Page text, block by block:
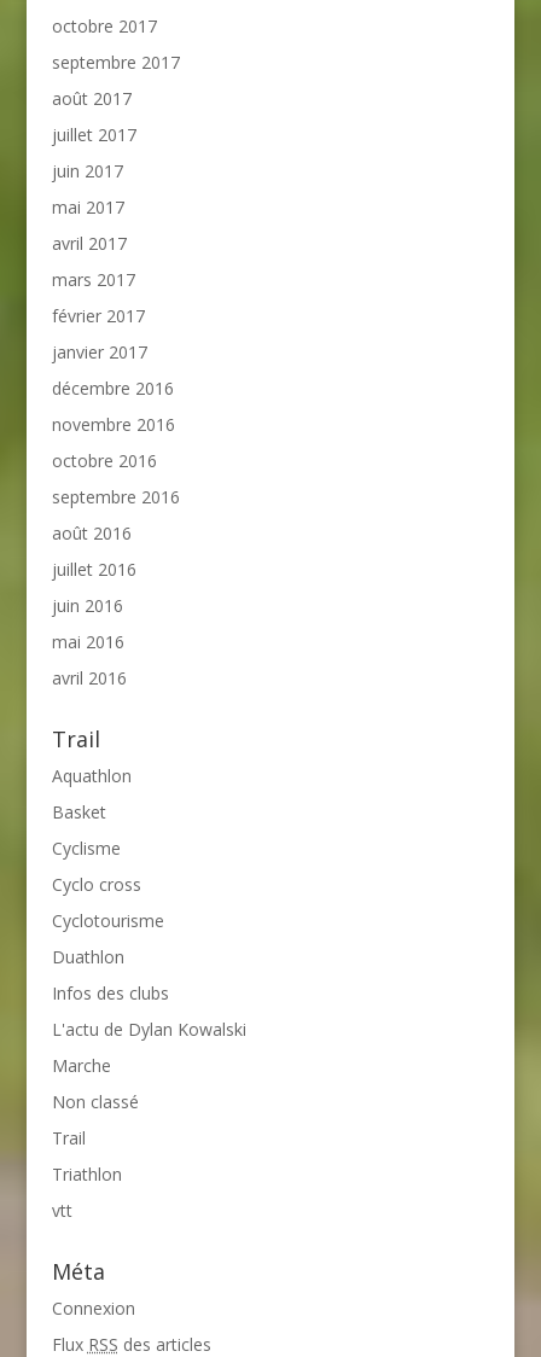
octobre 2017
septembre 2017
août 2017
juillet 2017
juin 2017
mai 2017
avril 2017
mars 2017
février 2017
janvier 2017
décembre 2016
novembre 2016
octobre 2016
septembre 2016
août 2016
juillet 2016
juin 2016
mai 2016
avril 2016
Trail
Aquathlon
Basket
Cyclisme
Cyclo cross
Cyclotourisme
Duathlon
Infos des clubs
L'actu de Dylan Kowalski
Marche
Non classé
Trail
Triathlon
vtt
Méta
Connexion
Flux RSS des articles